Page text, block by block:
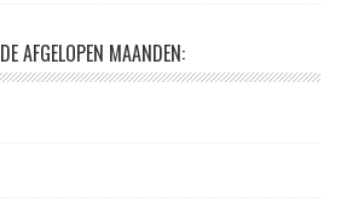
DE AFGELOPEN MAANDEN: